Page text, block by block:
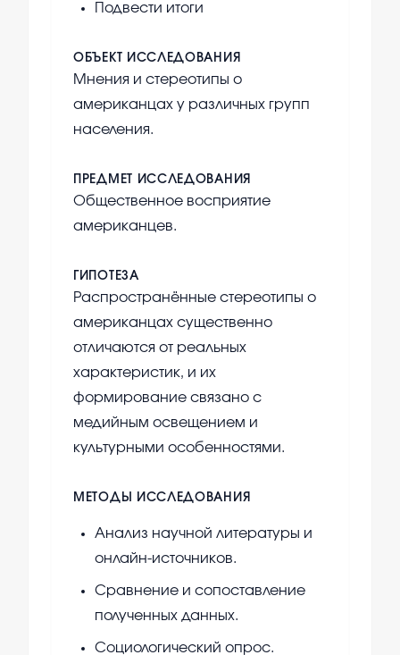
Подвести итоги
ОБЪЕКТ ИССЛЕДОВАНИЯ
Мнения и стереотипы о
американцах у различных групп
населения.
ПРЕДМЕТ ИССЛЕДОВАНИЯ
Общественное восприятие
американцев.
ГИПОТЕЗА
Распространённые стереотипы о
американцах существенно
отличаются от реальных
характеристик, и их
формирование связано с
медийным освещением и
культурными особенностями.
МЕТОДЫ ИССЛЕДОВАНИЯ
Анализ научной литературы и
онлайн-источников.
Сравнение и сопоставление
полученных данных.
Социологический опрос.